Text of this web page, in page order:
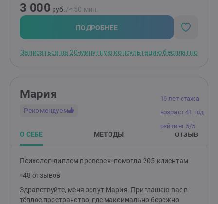
консультациях. Я работаю индивидуально и в паре от
16 лет (с согласия родителей). НЕ работаю с: теми, кто
не верит в психологию; теми, кого заставили прийти;
тяжёлыми психиатрическими диагнозами; любыми
партнёрами в отношениях.
3 000 руб. /≈ 50 мин.
ПОДРОБНЕЕ
Записаться на 20-минутную консультацию бесплатно
16 лет стажа
возраст 41 год
рейтинг 5/5
Мария
Рекомендуем
О СЕБЕ МЕТОДЫ ОТЗЫВ
Психолог диплом проверен помогла 205 клиентам
48 отзывов
Здравствуйте, меня зовут Мария. Приглашаю вас в
тёплое пространство, где максимально бережно